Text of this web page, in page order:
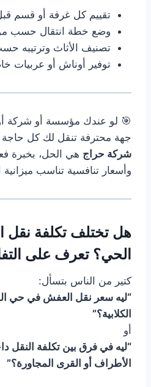
تقييم كل غرفة أو قسم
وضع خطة انتقال حسب
تصنيف الأثاث وترتيبه
توفير أوناش أو عربيات
🎯 لو عندك مؤسسة أو شركة
جهة محترفة تنقل لك كل
شركة حراج هي الحل، بخبرة
وأسعار تنافسية تناسب
هل تختلف تكلفة
الحي؟ تعرف على
كتير من الناس بتسأل:
“ليه سعر نقل العفش في حي
الكلابية؟”
أو
“ليه في فرق بين تكلفة النقل
الأطراف أو القرى المجاورة؟”